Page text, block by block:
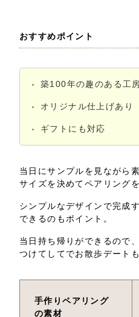
おすすめポイント
築100年の趣のある工
オリジナル仕上げあり
ギフトにも対応
当日にサンプルを見ながら
サイズを決めてペアリング
シンプルなデザインで完成
できるのもポイント。
当日持ち帰りができるので
つけてしてでお散歩デート
手作りペアリング
の素材